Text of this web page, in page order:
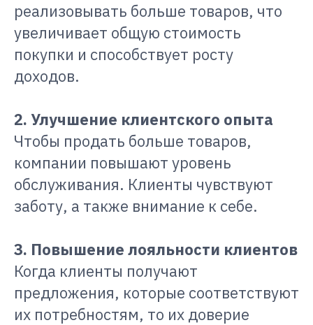
реализовывать больше товаров, что
увеличивает общую стоимость
покупки и способствует росту
доходов.
2. Улучшение клиентского опыта
Чтобы продать больше товаров,
компании повышают уровень
обслуживания. Клиенты чувствуют
заботу, а также внимание к себе.
3. Повышение лояльности клиентов
Когда клиенты получают
предложения, которые соответствуют
их потребностям, то их доверие